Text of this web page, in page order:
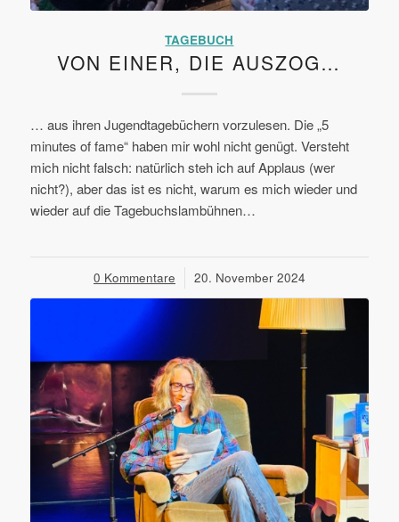
TAGEBUCH
VON EINER, DIE AUSZOG…
… aus ihren Jugendtagebüchern vorzulesen. Die „5
minutes of fame“ haben mir wohl nicht genügt. Versteht
mich nicht falsch: natürlich steh ich auf Applaus (wer
nicht?), aber das ist es nicht, warum es mich wieder und
wieder auf die Tagebuchslambühnen…
0 Kommentare
/ 20. November 2024